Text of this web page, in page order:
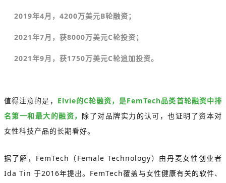
2019年4月，4200万美元B轮融资；
2021年7月，获8000万美元C轮投资；
2021年9月，获1750万美元C轮追加投资。
值得注意的是， Elvie的C轮融资，是FemTech品类首轮融资中排
名第一和最大的融资， 除了对品牌实力的认可，也证明了资本对
女性科技产品的长期看好。
据了解，FemTech（Female Technology）由丹麦女性创业者
Ida Tin 于2016年提出。FemTech覆盖与女性健康有关的软件、